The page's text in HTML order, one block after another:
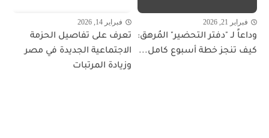
فبراير 21, 2026
وداعاً لـ "دفتر التحضير" المُرهق:
كيف تنجز خطة أسبوع كامل...
فبراير 14, 2026
تعرف على تفاصيل الحزمة
الاجتماعية الجديدة في مصر
وزيادة المرتبات